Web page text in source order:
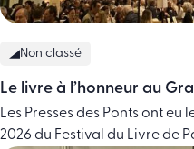
Non classé
Le livre à l’honneur au
Les Presses des Ponts ont
2026 du Festival du Livre de